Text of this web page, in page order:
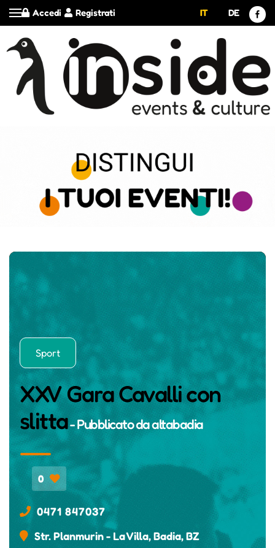
Registrati
Accedi IT DE
Sport
XXV Gara Cavalli con
slitta- Pubblicato daaltabadia
0
0471 847037
Str. Planmurin - La Villa, Badia, BZ